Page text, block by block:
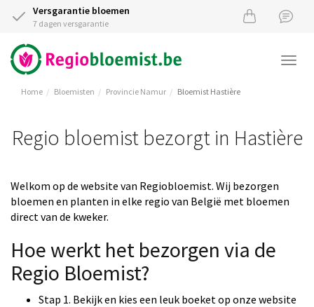
Versgarantie bloemen
7 dagen versgarantie
Home Bloemisten Provincie Namur Bloemist Hastière
Regio bloemist bezorgt in Hastière
Welkom op de website van Regiobloemist. Wij bezorgen
bloemen en planten in elke regio van België met bloemen
direct van de kweker.
Hoe werkt het bezorgen via de
Regio Bloemist?
Stap 1. Bekijk en kies een leuk boeket op onze website